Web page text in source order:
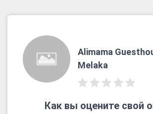
Alimama
Melaka
Как вы оцените свой